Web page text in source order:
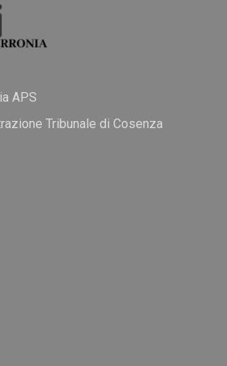
APS
Tribunale di Cosenza